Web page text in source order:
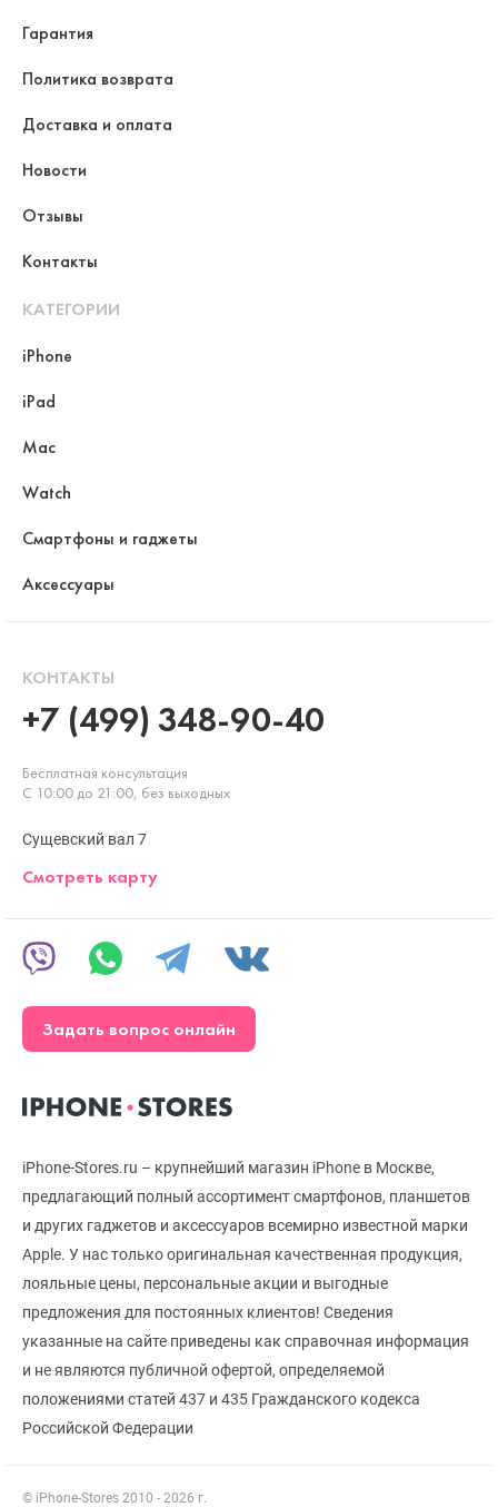
iPhone-Stores.ru – крупнейший магазин iPhone в Москве,
предлагающий полный ассортимент смартфонов, планшетов
и других гаджетов и аксессуаров всемирно известной марки
Apple. У нас только оригинальная качественная продукция,
лояльные цены, персональные акции и выгодные
предложения для постоянных клиентов! Сведения
указанные на сайте приведены как справочная информация
и не являются публичной офертой, определяемой
положениями статей 437 и 435 Гражданского кодекса
Российской Федерации
© iPhone-Stores 2010 - 2026 г.
Гарантия
Политика возврата
Доставка и оплата
Новости
Отзывы
Контакты
КАТЕГОРИИ
iPhone
iPad
Mac
Watch
Смартфоны и гаджеты
Аксессуары
КОНТАКТЫ
+7 (499) 348-90-40
Бесплатная консультация
С 10:00 до 21:00, без выходных
Сущевский вал 7
Смотреть карту
Задать вопрос онлайн